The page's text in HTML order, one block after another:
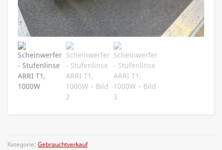
Kategorie: Gebrauchtverkauf